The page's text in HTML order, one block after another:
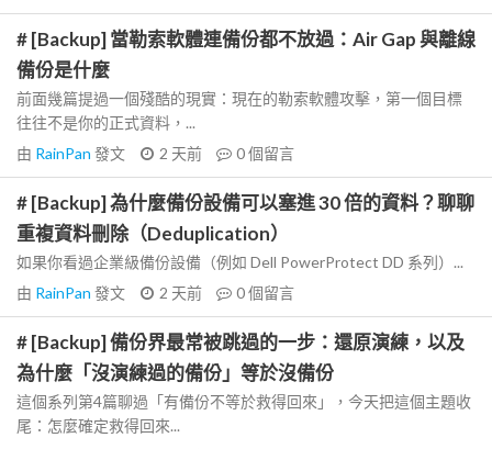
# [Backup] 當勒索軟體連備份都不放過：Air Gap 與離線
備份是什麼
前面幾篇提過一個殘酷的現實：現在的勒索軟體攻擊，第一個目標
往往不是你的正式資料，...
由 RainPan 發文 2 天前 0個留言
# [Backup] 為什麼備份設備可以塞進 30 倍的資料？聊聊
重複資料刪除（Deduplication）
如果你看過企業級備份設備（例如 Dell PowerProtect DD 系列）...
由 RainPan 發文 2 天前 0個留言
# [Backup] 備份界最常被跳過的一步：還原演練，以及
為什麼「沒演練過的備份」等於沒備份
這個系列第4篇聊過「有備份不等於救得回來」，今天把這個主題收
尾：怎麼確定救得回來...